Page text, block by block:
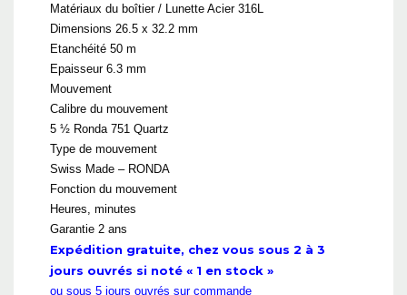
Matériaux du boîtier / Lunette Acier 316L
Dimensions 26.5 x 32.2 mm
Etanchéité 50 m
Epaisseur 6.3 mm
Mouvement
Calibre du mouvement
5 ½ Ronda 751 Quartz
Type de mouvement
Swiss Made – RONDA
Fonction du mouvement
Heures, minutes
Garantie 2 ans
Expédition gratuite, chez vous sous 2 à 3
jours ouvrés si noté « 1 en stock »
ou sous 5 jours ouvrés sur commande